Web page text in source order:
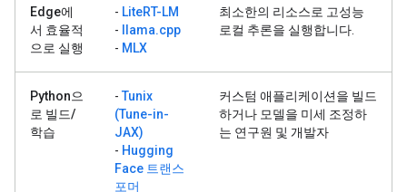
Edge에
서 효율적
으로 실행
- LiteRT-LM
-
llama.cpp
- MLX
최소한의 리소스로 고성능
로컬 추론을 실행합니다.
Python으
로 빌드/
학습
- Tunix
(Tune-in-
JAX)
- Hugging
Face 트랜스
포머
커스텀 애플리케이션을 빌드
하거나 모델을 미세 조정하
는 연구원 및 개발자